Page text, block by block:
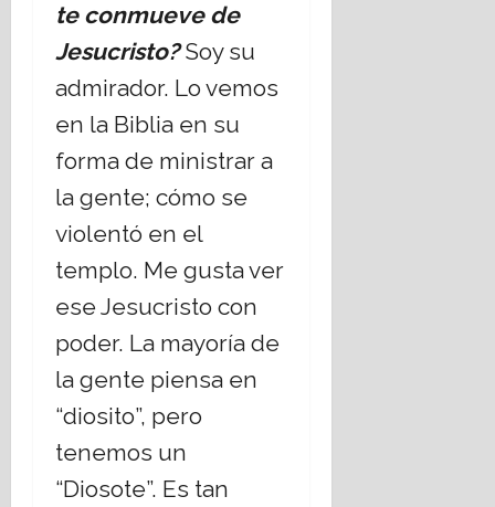
te conmueve de
Jesucristo?Soy su
admirador. Lo vemos
en la Biblia en su
forma de ministrar a
la gente; cómo se
violentó en el
templo. Me gusta ver
ese Jesucristo con
poder. La mayoría de
la gente piensa en
“diosito”, pero
tenemos un
“Diosote”. Es tan